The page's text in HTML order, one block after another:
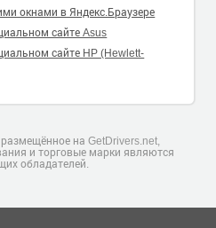
окнами в Яндекс.Браузере
сайте Asus
сайте HP (Hewlett-
на GetDrivers.net,
и торговые марки являются
обладателей.